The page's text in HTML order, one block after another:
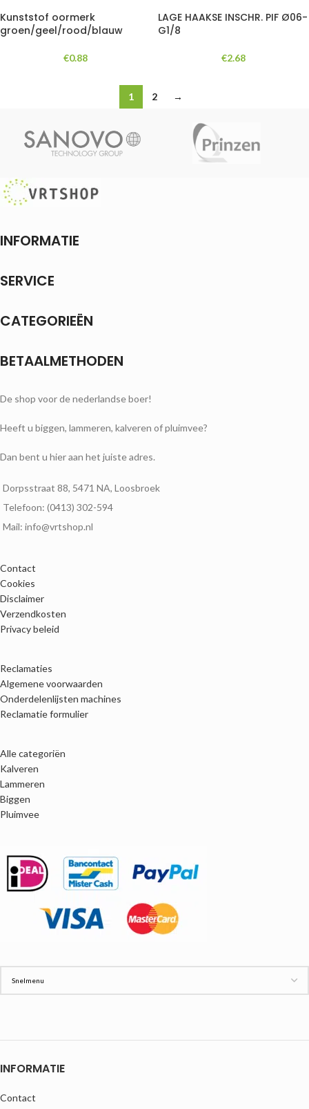
Kunststof oormerk
groen/geel/rood/blauw
€0.88
LAGE HAAKSE INSCHR. PIF Ø06-
G1/8
€2.68
1 2 →
INFORMATIE
SERVICE
CATEGORIEËN
BETAALMETHODEN
De shop voor de nederlandse boer!
Heeft u biggen, lammeren, kalveren of pluimvee?
Dan bent u hier aan het juiste adres.
Dorpsstraat 88, 5471 NA, Loosbroek
Telefoon: (0413) 302-594
Mail: info@vrtshop.nl
Contact
Cookies
Disclaimer
Verzendkosten
Privacy beleid
Reclamaties
Algemene voorwaarden
Onderdelenlijsten machines
Reclamatie formulier
Alle categoriën
Kalveren
Lammeren
Biggen
Pluimvee
INFORMATIE
Contact